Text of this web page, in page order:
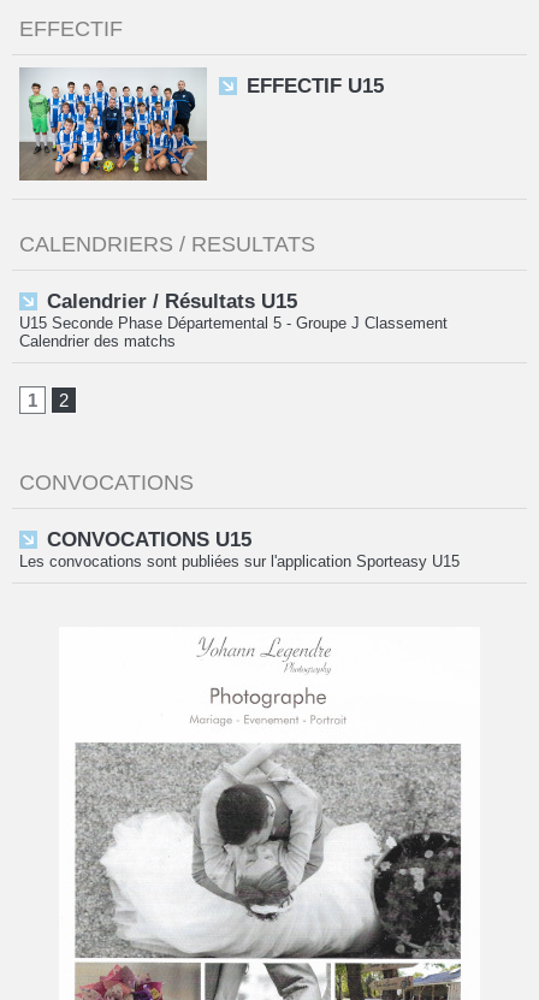
EFFECTIF
EFFECTIF U15
CALENDRIERS / RESULTATS
Calendrier / Résultats U15
U15 Seconde Phase Départemental 5 - Groupe J Classement
Calendrier des matchs
1 2
CONVOCATIONS
CONVOCATIONS U15
Les convocations sont publiées sur l'application Sporteasy U15